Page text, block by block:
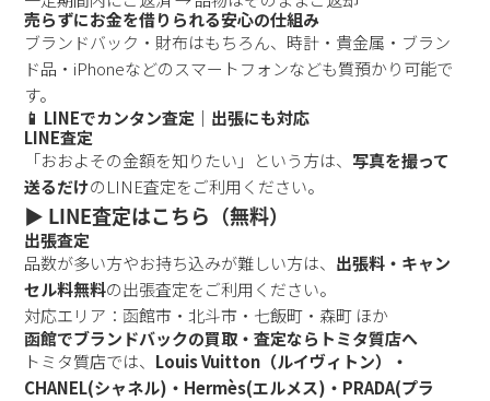
売らずにお金を借りられる安心の仕組み
ブランドバック・財布はもちろん、時計・貴金属・ブラン
ド品・iPhoneなどのスマートフォンなども質預かり可能で
す。
📱 LINEでカンタン査定｜出張にも対応
LINE査定
「おおよその金額を知りたい」という方は、 写真を撮って
送るだけのLINE査定をご利用ください。
▶️ LINE査定はこちら（無料）
出張査定
品数が多い方やお持ち込みが難しい方は、 出張料・キャン
セル料無料の出張査定をご利用ください。
対応エリア：函館市・北斗市・七飯町・森町 ほか
函館でブランドバックの買取・査定ならトミタ質店へ
トミタ質店では、 Louis Vuitton（ルイヴィトン）・
CHANEL(シャネル)・Hermès(エルメス)・PRADA(プラ